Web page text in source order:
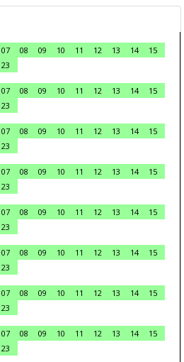
07 08 09 10 11 12 13 14
15
23
07 08 09 10 11 12 13 14
15
23
07 08 09 10 11 12 13 14
15
23
07 08 09 10 11 12 13 14
15
23
07 08 09 10 11 12 13 14
15
23
07 08 09 10 11 12 13 14
15
23
07 08 09 10 11 12 13 14
15
23
07 08 09 10 11 12 13 14
15
23